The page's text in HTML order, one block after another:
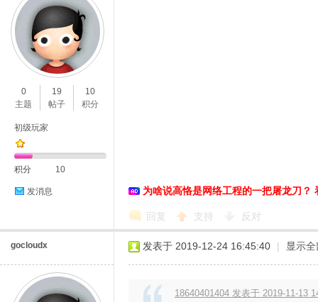
0
主题
19
帖子
10
积分
初级玩家
积分 10
发消息 为啥说高恪是网络工程的一把屠龙刀？
回复 支持 反对
gocloudx 发表于 2019-12-24 16:45:40 | 显示
18640401404 发表于 2019-11-13